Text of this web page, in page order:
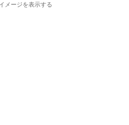
メージを表示する